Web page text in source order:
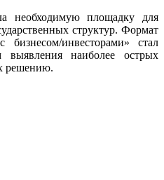
необходимую площадку для
структур. Формат
инвесторами» стал
выявления наиболее острых
решению.